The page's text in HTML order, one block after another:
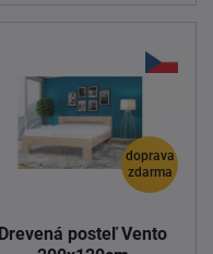
doprava
zdarma
Drevená posteľ Vento